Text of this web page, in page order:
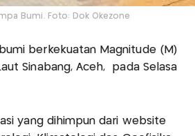
Bumi. Foto: Dok Okezone
berkekuatan Magnitude (M)
Sinabang, Aceh, pada Selasa
yang dihimpun dari website